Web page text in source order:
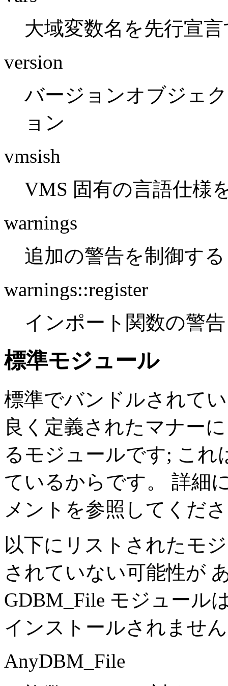
大域変数名を先行宣
version
バージョンオブジェ
ョン
vmsish
VMS 固有の言語仕様
warnings
追加の警告を制御する
warnings::register
インポート関数の警告
標準モジュール
標準でバンドルされて
良く定義されたマナー
るモジュールです; これ
ているからです。 詳細
メントを参照してくだ
以下にリストされたモ
されていない可能性が
GDBM_File モジュール
インストールされませ
AnyDBM_File